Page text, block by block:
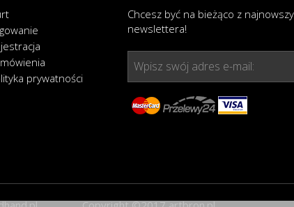
prywatności
Chcesz być na bieżąco z
newslettera!
Wpisz swój adres e-mail: